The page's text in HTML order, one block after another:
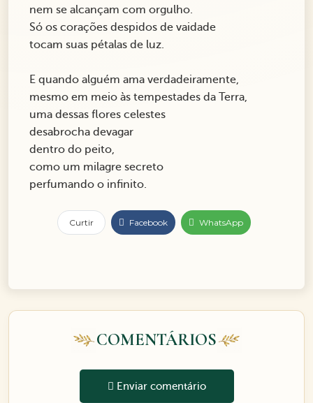
nem se alcançam com orgulho.
Só os corações despidos de vaidade
tocam suas pétalas de luz.
E quando alguém ama verdadeiramente,
mesmo em meio às tempestades da Terra,
uma dessas flores celestes
desabrocha devagar
dentro do peito,
como um milagre secreto
perfumando o infinito.
Curtir Facebook WhatsApp
COMENTÁRIOS
Enviar comentário